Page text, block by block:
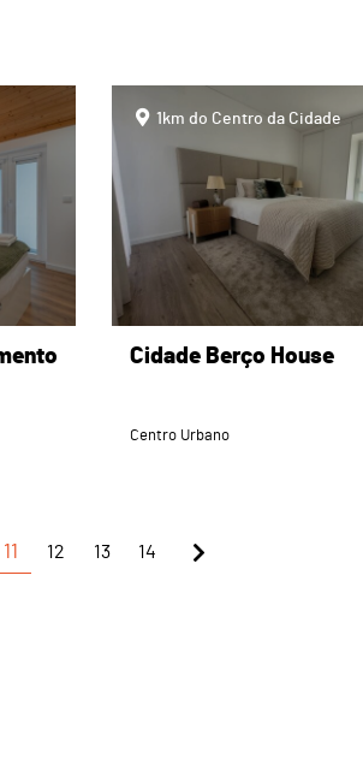
page1km do Centro da Cidade
Cidade Berço House
Centro Urbano
11 12 13 14